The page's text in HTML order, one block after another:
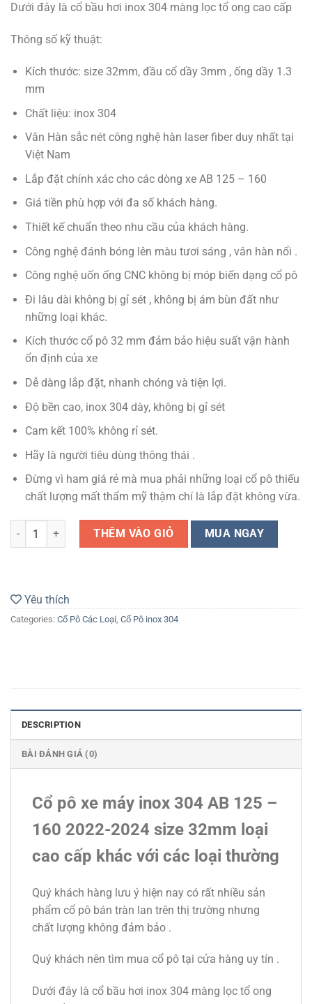
Dưới đây là cổ bầu hơi inox 304 màng lọc tổ ong cao cấp
Thông số kỹ thuật:
Kích thước: size 32mm, đầu cổ dầy 3mm , ống dầy 1.3
mm
Chất liệu: inox 304
Vân Hàn sắc nét công nghệ hàn laser fiber duy nhất tại
Việt Nam
Lắp đặt chính xác cho các dòng xe AB 125 – 160
Giá tiền phù hợp với đa số khách hàng.
Thiết kế chuẩn theo nhu cầu của khách hàng.
Công nghệ đánh bóng lên màu tươi sáng , vân hàn nổi .
Công nghệ uốn ống CNC không bị móp biến dạng cổ pô
Đi lâu dài không bị gỉ sét , không bị ám bùn đất như
những loại khác.
Kích thước cổ pô 32 mm đảm bảo hiệu suất vận hành
ổn định của xe
Dễ dàng lắp đặt, nhanh chóng và tiện lợi.
Độ bền cao, inox 304 dày, không bị gỉ sét
Cam kết 100% không rỉ sét.
Hãy là người tiêu dùng thông thái .
Đừng vì ham giá rẻ mà mua phải những loại cổ pô thiếu
chất lượng mất thẩm mỹ thậm chí là lắp đặt không vừa.
Cổ pô inox 304 cho xe AB 125 - 160 2022 - 2024 size 32mm gắn pô
THÊM VÀO GIỎ MUA NGAY
Yêu thích
Categories: Cổ Pô Các Loại, Cổ Pô inox 304
DESCRIPTION
BÀI ĐÁNH GIÁ (0)
Cổ pô xe máy inox 304 AB 125 –
160 2022-2024 size 32mm loại
cao cấp khác với các loại thường
Quý khách hàng lưu ý hiện nay có rất nhiều sản
phẩm cổ pô bán tràn lan trên thị trường nhưng
chất lượng không đảm bảo .
Quý khách nên tìm mua cổ pô tại cửa hàng uy tín .
Dưới đây là cổ bầu hơi inox 304 màng lọc tổ ong